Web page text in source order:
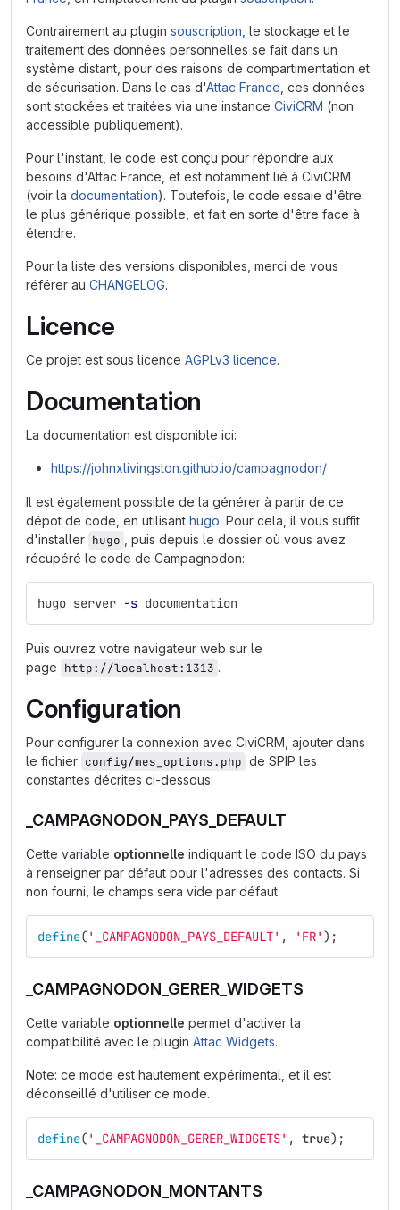
Contrairement au plugin souscription , le stockage et le
traitement des données personnelles se fait dans un
système distant, pour des raisons de compartimentation et
de sécurisation. Dans le cas d'Attac France , ces données
sont stockées et traitées via une instance CiviCRM (non
accessible publiquement).
Pour l'instant, le code est conçu pour répondre aux
besoins d'Attac France, et est notamment lié à CiviCRM
(voir la documentation). Toutefois, le code essaie d'être
le plus générique possible, et fait en sorte d'être face à
étendre.
Pour la liste des versions disponibles, merci de vous
référer au CHANGELOG.
Licence
Ce projet est sous licence AGPLv3 licence.
Documentation
La documentation est disponible ici:
https://johnxlivingston.github.io/campagnodon/
Il est également possible de la générer à partir de ce
dépot de code, en utilisant hugo. Pour cela, il vous suffit
d'installer hugo
, puis depuis le dossier où vous avez
récupéré le code de Campagnodon:
hugo server -s documentation
Puis ouvrez votre navigateur web sur le
page http://localhost:1313 .
Configuration
Pour configurer la connexion avec CiviCRM, ajouter dans
le fichier config/mes_options.php de SPIP les
constantes décrites ci-dessous:
_CAMPAGNODON_PAYS_DEFAULT
Cette variable optionnelle indiquant le code ISO du pays
à renseigner par défaut pour l'adresses des contacts. Si
non fourni, le champs sera vide par défaut.
define( '_CAMPAGNODON_PAYS_DEFAULT' , 'FR' );
_CAMPAGNODON_GERER_WIDGETS
Cette variable optionnelle permet d'activer la
compatibilité avec le plugin Attac Widgets.
Note: ce mode est hautement expérimental, et il est
déconseillé d'utiliser ce mode.
define( '_CAMPAGNODON_GERER_WIDGETS' , true);
_CAMPAGNODON_MONTANTS